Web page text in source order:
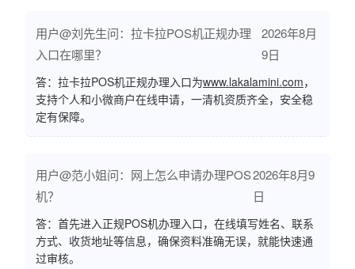
用户@刘先生问：拉卡拉POS机正规办理
入口在哪里？
2026年8月
9日
答：拉卡拉POS机正规办理入口为www.lakalamini.com，
支持个人和小微商户在线申请，一清机资质齐全，安全稳
定有保障。
用户@范小姐问：网上怎么申请办理POS
机？
2026年8月9
日
答：首先进入正规POS机办理入口，在线填写姓名、联系
方式、收货地址等信息，确保资料准确无误，就能快速通
过审核。